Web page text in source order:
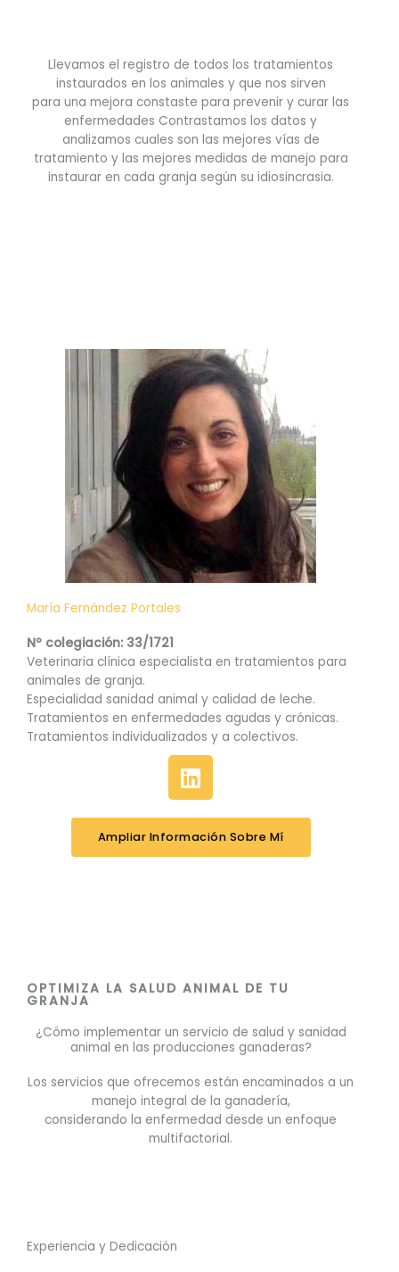
Llevamos el registro de todos los tratamientos
instaurados en los animales y que nos sirven
para una mejora constaste para prevenir y curar las
enfermedades Contrastamos los datos y
analizamos cuales son las mejores vías de
tratamiento y las mejores medidas de manejo para
instaurar en cada granja según su idiosincrasia.
María Fernández Portales
Nº colegiación: 33/1721
Veterinaria clínica especialista en tratamientos para
animales de granja.
Especialidad sanidad animal y calidad de leche.
Tratamientos en enfermedades agudas y crónicas.
Tratamientos individualizados y a colectivos.
L
i
n
k
e
Ampliar Información Sobre Mí
OPTIMIZA LA SALUD ANIMAL DE TU
GRANJA
¿Cómo implementar un servicio de salud y sanidad
animal en las producciones ganaderas?
Los servicios que ofrecemos están encaminados a un
manejo integral de la ganadería,
considerando la enfermedad desde un enfoque
multifactorial.
Experiencia y Dedicación